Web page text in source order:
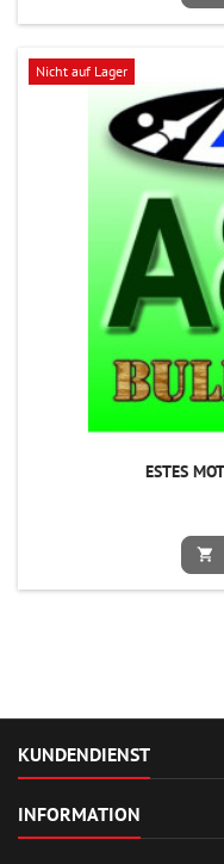
Nicht auf Lager
ESTES

KUNDENDIENST
INFORMATION